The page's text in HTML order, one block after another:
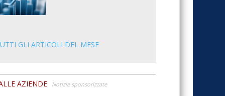
GLI ARTICOLI DEL MESE
AZIENDE Notizie sponsorizzate